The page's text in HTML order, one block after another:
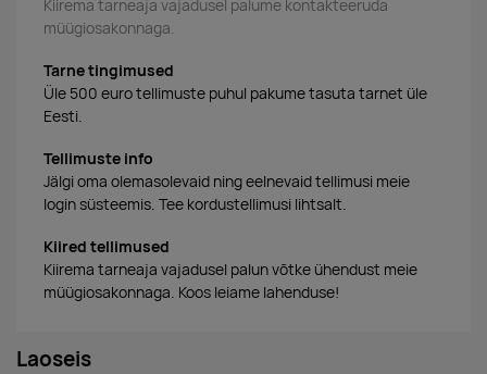
Kiirema tarneaja vajadusel palume kontakteeruda
müügiosakonnaga.
Tarne tingimused
Üle 500 euro tellimuste puhul pakume tasuta tarnet üle
Eesti.
Tellimuste info
Jälgi oma olemasolevaid ning eelnevaid tellimusi meie
login süsteemis. Tee kordustellimusi lihtsalt.
Kiired tellimused
Kiirema tarneaja vajadusel palun võtke ühendust meie
müügiosakonnaga. Koos leiame lahenduse!
Laoseis